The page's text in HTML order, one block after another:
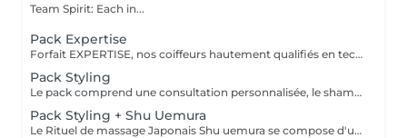
Team Spirit: Each in...
Pack Expertise
Forfait EXPERTISE, nos coiffeurs hautement qualifiés en technique anglo-saxonne, en formation continu et diplômés d’une académie anglaise à Paris. Vous offre une séance d’une heure avec votre coach en suivi beauté. Ce pack inclus : 1 h de prestation Un diagnostique personnalisé Shampoing spécifique Haircare Conditioner spécifique Produit de coiffage Coupe Styling Produit de finition
Pack Styling
Le pack comprend une consultation personnalisée, le shampooing et le conditionneur spécifiques REDKEN/ SHU UEMURA , le séchage et les produits de styling REDKEN/ SHU UEMURA * Tarifs à titre indicatifs à confirmer après la consultation personnalisée établit auprès de votre coiffeur/stylist/spécialiste * La direction se réserve le droit d’apporter des modifications pour le bon fonctionnement du salon
Pack Styling + Shu Uemura
Le Rituel de massage Japonais Shu uemura se compose d'un shampooing et d'un soin d'une durée de 30 minutes pour une relaxation une une réparation intense du cheveu et ensuite le pack styling